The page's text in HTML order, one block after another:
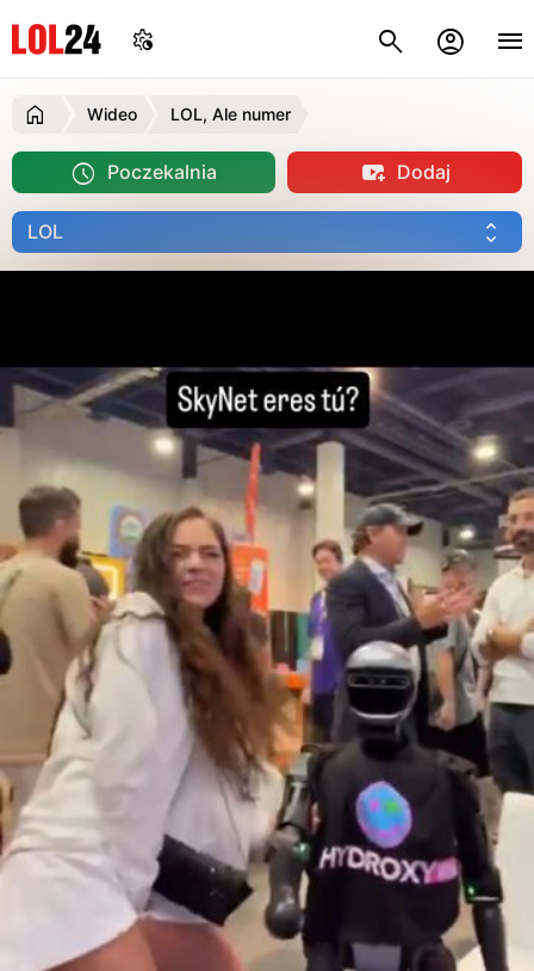
Wideo LOL, Ale numer
Poczekalnia Dodaj